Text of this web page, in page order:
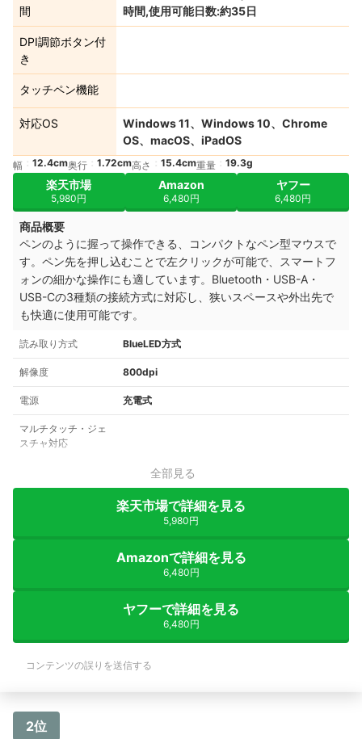
間
時間,使用可能日数:約35日
DPI調節ボタン付
き
タッチペン機能
対応OS
Windows 11、Windows 10、Chrome
OS、macOS、iPadOS
幅 12.4cm奥行 1.72cm高さ 15.4cm重量 19.3g
楽天市場
5,980円
Amazon
6,480円
ヤフー
6,480円
商品概要
ペンのように握って操作できる、コンパクトなペン型マウスで
す。ペン先を押し込むことで左クリックが可能で、スマートフ
ォンの細かな操作にも適しています。Bluetooth・USB-A・
USB-Cの3種類の接続方式に対応し、狭いスペースや外出先で
も快適に使用可能です。
読み取り方式 BlueLED方式
解像度 800dpi
電源 充電式
マルチタッチ・ジェ
スチャ対応
全部見る
楽天市場で詳細を見る
5,980円
Amazonで詳細を見る
6,480円
ヤフーで詳細を見る
6,480円
コンテンツの誤りを送信する
2位